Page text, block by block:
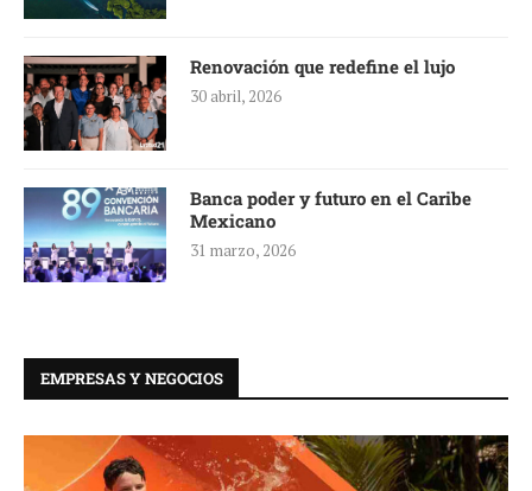
Renovación que redefine el lujo
30 abril, 2026
Banca poder y futuro en el Caribe
Mexicano
31 marzo, 2026
EMPRESAS Y NEGOCIOS